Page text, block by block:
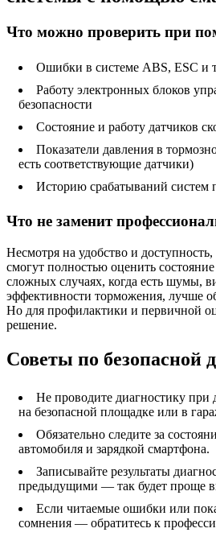
Что можно проверить при
Ошибки в системе ABS, ESC и
Работу электронных блоков
безопасности
Состояние и работу датчиков
Показатели давления в
есть соответствующие датчики)
Историю срабатываний систем
Что не заменит
Несмотря на удобство и
смогут полностью оценить
сложных случаях, когда есть шумы,
эффективности торможения, лучше
Но для профилактики и первичной
решение.
Советы по безопасной
Не проводите диагностику при
на безопасной площадке или в
Обязательно следите за
автомобиля и зарядкой смартфона.
Записывайте результаты
предыдущими — так будет проще
Если читаемые ошибки или
сомнения — обратитесь к